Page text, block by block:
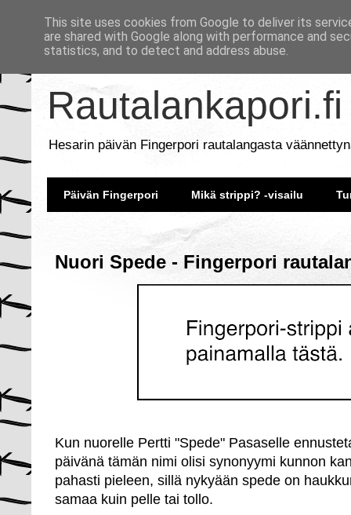
Rautalankapori.fi
Hesarin päivän Fingerpori rautalangasta
Päivän Fingerpori Mikä strippi? -visailu
Nuori Spede - Fingerpori
Kun nuorelle Pertti "Spede" Pasaselle
päivänä tämän nimi olisi synonyymi kunnon
pahasti pieleen, sillä nykyään spede on
samaa kuin pelle tai tollo.
This site uses cookies from Google to deliver its
are shared with Google along with performance and
statistics, and to detect and address abuse.